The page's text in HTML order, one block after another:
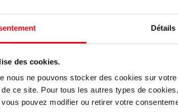
Détails
des cookies.
nous ne pouvons stocker des cookies sur
ce site. Pour tous les autres types de
pouvez modifier ou retirer votre
Choisissez